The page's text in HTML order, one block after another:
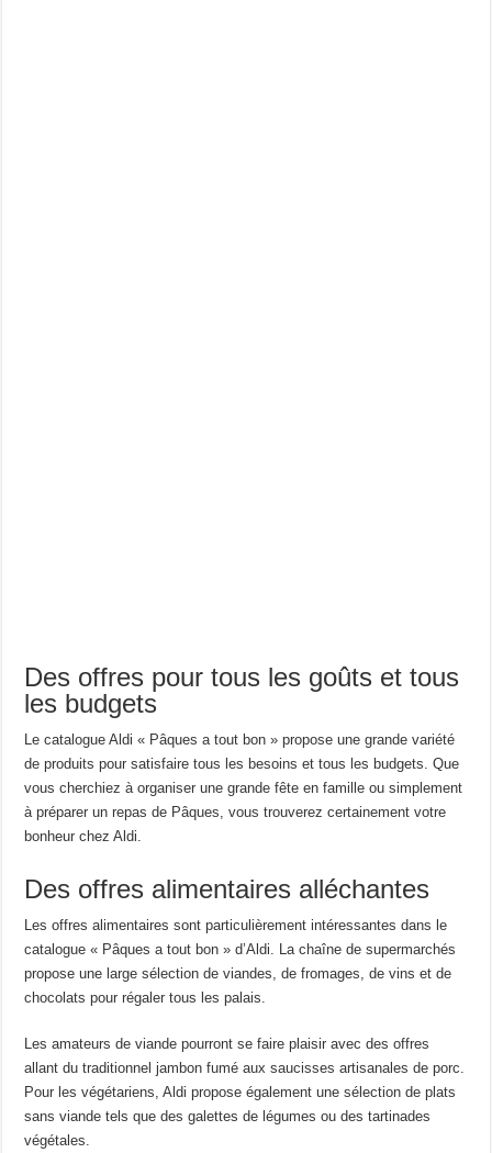
Des offres pour tous les goûts et tous
les budgets
Le catalogue Aldi « Pâques a tout bon » propose une grande variété
de produits pour satisfaire tous les besoins et tous les budgets. Que
vous cherchiez à organiser une grande fête en famille ou simplement
à préparer un repas de Pâques, vous trouverez certainement votre
bonheur chez Aldi.
Des offres alimentaires alléchantes
Les offres alimentaires sont particulièrement intéressantes dans le
catalogue « Pâques a tout bon » d’Aldi. La chaîne de supermarchés
propose une large sélection de viandes, de fromages, de vins et de
chocolats pour régaler tous les palais.
Les amateurs de viande pourront se faire plaisir avec des offres
allant du traditionnel jambon fumé aux saucisses artisanales de porc.
Pour les végétariens, Aldi propose également une sélection de plats
sans viande tels que des galettes de légumes ou des tartinades
végétales.